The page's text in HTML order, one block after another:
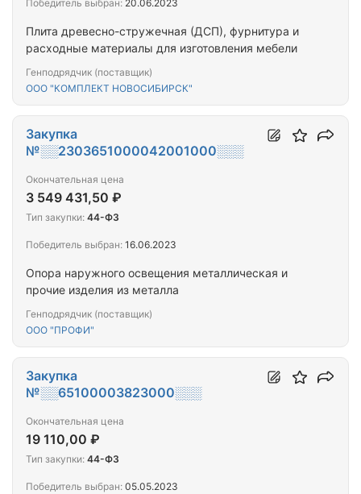
Плита древесно-стружечная (ДСП), фурнитура и
расходные материалы для изготовления мебели
Генподрядчик (поставщик)
ООО "КОМПЛЕКТ НОВОСИБИРСК"
Победитель выбран: 20.06.2023
Опора наружного освещения металлическая и
прочие изделия из металла
Генподрядчик (поставщик)
ООО "ПРОФИ"
Закупка
№░░2303651000042001000░░░
Окончательная цена
3 549 431,50 ₽
Тип закупки: 44-ФЗ
Победитель выбран: 16.06.2023
Закупка
№░░65100003823000░░░
Окончательная цена
19 110,00 ₽
Тип закупки: 44-ФЗ
Победитель выбран: 05.05.2023